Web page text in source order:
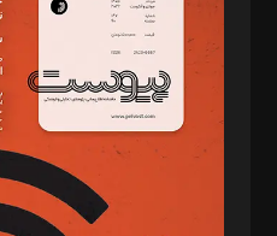
دبیر تحریریه: میثم قاسمی
د‌بیر ناداستان: سمانه سمیع
د‌بیر خدمت و تجارت: ابوالفضل رجبی
د‌بیر حقوق فناوری: حسام‌الدین
د‌بیر پیوست جهان: مینا پاکدل
د‌بیر تحریریه آنلاین: بابک نقاش
تحریریه‌: مجتبی محمود‌ی، آرش